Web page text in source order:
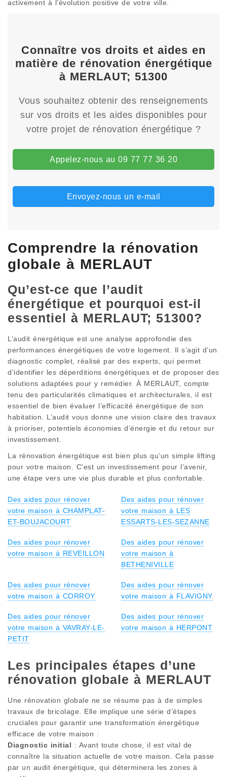
activement à l’évolution positive de votre ville.
Connaître vos droits et aides en
matière de rénovation énergétique
à MERLAUT; 51300
Vous souhaitez obtenir des renseignements
sur vos droits et les aides disponibles pour
votre projet de rénovation énergétique ?
Appelez-nous au 09 77 77 36 20
Envoyez-nous un e-mail
Comprendre la rénovation
globale à MERLAUT
Qu’est-ce que l’audit
énergétique et pourquoi est-il
essentiel à MERLAUT; 51300?
L’audit énergétique est une analyse approfondie des
performances énergétiques de votre logement. Il s’agit d’un
diagnostic complet, réalisé par des experts, qui permet
d’identifier les déperditions énergétiques et de proposer des
solutions adaptées pour y remédier. À MERLAUT, compte
tenu des particularités climatiques et architecturales, il est
essentiel de bien évaluer l’efficacité énergétique de son
habitation. L’audit vous donne une vision claire des travaux
à prioriser, potentiels économies d’énergie et du retour sur
investissement.
La rénovation énergétique est bien plus qu’un simple lifting
pour votre maison. C’est un investissement pour l’avenir,
une étape vers une vie plus durable et plus confortable.
Des aides pour rénover
votre maison à CHAMPLAT-
ET-BOUJACOURT
Des aides pour rénover
votre maison à LES
ESSARTS-LES-SEZANNE
Des aides pour rénover
votre maison à REVEILLON
Des aides pour rénover
votre maison à
BETHENIVILLE
Des aides pour rénover
votre maison à CORROY
Des aides pour rénover
votre maison à FLAVIGNY
Des aides pour rénover
votre maison à VAVRAY-LE-
PETIT
Des aides pour rénover
votre maison à HERPONT
Les principales étapes d’une
rénovation globale à MERLAUT
Une rénovation globale ne se résume pas à de simples
travaux de bricolage. Elle implique une série d’étapes
cruciales pour garantir une transformation énergétique
efficace de votre maison :
Diagnostic initial : Avant toute chose, il est vital de
connaître la situation actuelle de votre maison. Cela passe
par un audit énergétique, qui déterminera les zones à